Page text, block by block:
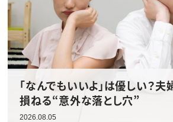
「なんでもいいよ」は優しい？
損ねる“意外な落とし穴”
2026.08.05